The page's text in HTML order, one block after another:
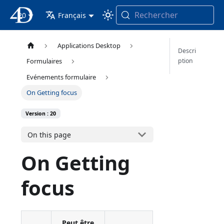
4D Documentation
20 Français Rechercher
Applications Desktop
Formulaires
Evénements formulaire
On Getting focus
Version : 20
On this page
On Getting
focus
Descri
ption